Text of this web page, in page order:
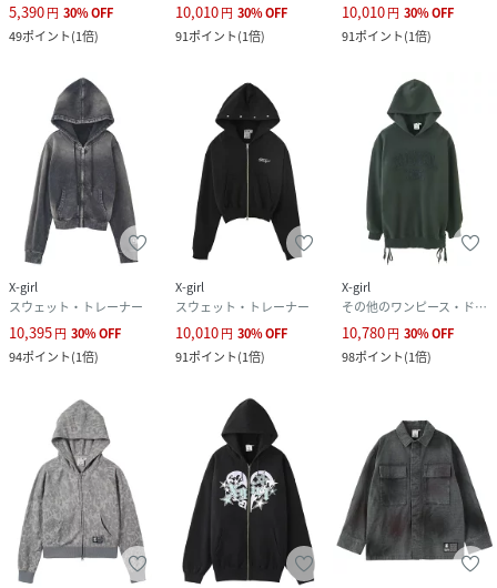
5,390円 30%OFF
49ポイント(1倍)
10,010円 30%OFF
91ポイント(1倍)
10,010円 30%OFF
91ポイント(1倍)
X-girl
スウェット・トレーナー
10,395円 30%OFF
94ポイント(1倍)
X-girl
スウェット・トレーナー
10,010円 30%OFF
91ポイント(1倍)
X-girl
その他のワンピース・ドレス
10,780円 30%OFF
98ポイント(1倍)